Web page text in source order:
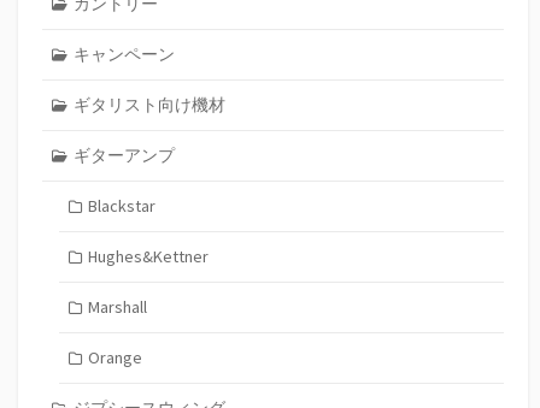
キャンペーン
ギタリスト向け機材
ギターアンプ
Blackstar
Hughes&Kettner
Marshall
Orange